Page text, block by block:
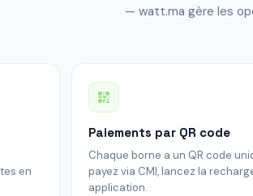
— watt.ma gère les
en
Paiements par QR code
Chaque borne a un QR code
payez via CMI, lancez la
application.